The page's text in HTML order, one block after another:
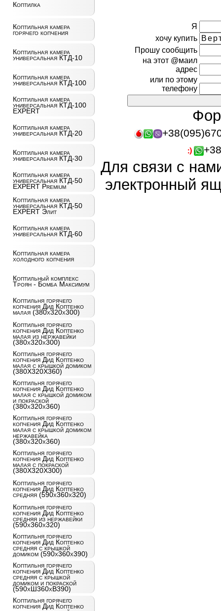
Коптилка
Коптильная камера
горячего копчения
Коптильная камера
универсальная КТД-10
Коптильная камера
универсальная КТД-100
Коптильная камера
универсальная КТД-100
EXPERT
Коптильная камера
универсальная КТД-20
Коптильная камера
универсальная КТД-30
Коптильная камера
универсальная КТД-50
EXPERT Premium
Коптильная камера
универсальная КТД-50
EXPERT Элит
Коптильная камера
универсальная КТД-60
Коптильная камера
холодного копчения
Коптильный комплекс
Троян - Бомба Максимум
Коптильня горячего
копчения Дид Коптенко
малая (380x320x300)
Коптильня горячего
копчения Дид Коптенко
малая из нержавейки
(380x320x300)
Коптильня горячего
копчения Дид Коптенко
малая с крышкой домиком
(380X320X360)
Коптильня горячего
копчения Дид Коптенко
малая с крышкой домиком
и покраской
(380x320x360)
Коптильня горячего
копчения Дид Коптенко
малая с крышкой домиком
нержавейка
(380x320x360)
Коптильня горячего
копчения Дид Коптенко
малая с покраской
(380X320X300)
Коптильня горячего
копчения Дид Коптенко
средняя (590x360x320)
Коптильня горячего
копчения Дид Коптенко
средняя из нержавейки
(590x360x320)
Коптильня горячего
копчения Дид Коптенко
средняя с крышкой
домиком (590x360x390)
Коптильня горячего
копчения Дид Коптенко
средняя с крышкой
домиком и покраской
(590хШ360хВ390)
Коптильня горячего
копчения Дид Коптенко
Я
хочу купить
Прошу сообщить
на этот @маил
адрес
или по этому
телефону
Для связи с
электронный